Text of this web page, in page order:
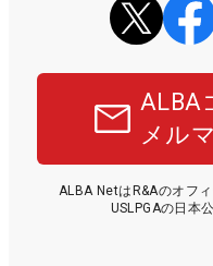
ALBA
メル
ALBA NetはR&Aのオフ
USLPGAの日本